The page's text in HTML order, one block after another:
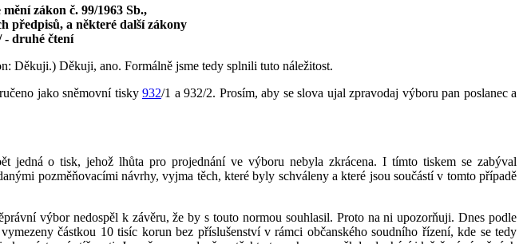
zákon č. 99/1963 Sb.,
předpisů, a některé další zákony
- druhé čtení
Děkuji.) Děkuji, ano. Formálně jsme tedy splnili tuto náležitost.
jako sněmovní tisky 932/1 a 932/2. Prosím, aby se slova ujal zpravodaj výboru pan poslanec a
jedná o tisk, jehož lhůta pro projednání ve výboru nebyla zkrácena. I tímto tiskem se zabýval
pozměňovacími návrhy, vyjma těch, které byly schváleny a které jsou součástí v tomto případě
výbor nedospěl k závěru, že by s touto normou souhlasil. Proto na ni upozorňuji. Dnes podle
částkou 10 tisíc korun bez příslušenství v rámci občanského soudního řízení, kde se tedy